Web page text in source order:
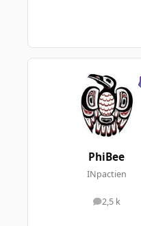
PhiBee
INpactien
2,5 k
messages